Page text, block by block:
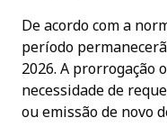
De acordo com a
período
2026. A prorrogação
necessidade de
ou emissão de novo